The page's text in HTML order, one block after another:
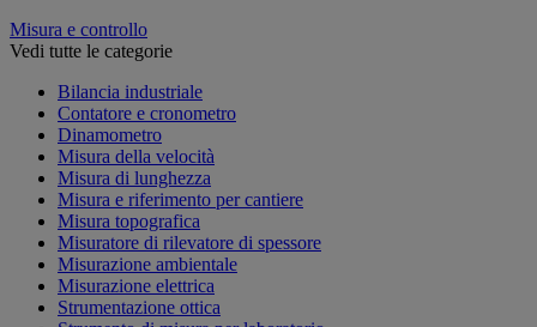
Misura e controllo
Vedi tutte le categorie
Bilancia industriale
Contatore e cronometro
Dinamometro
Misura della velocità
Misura di lunghezza
Misura e riferimento per cantiere
Misura topografica
Misuratore di rilevatore di spessore
Misurazione ambientale
Misurazione elettrica
Strumentazione ottica